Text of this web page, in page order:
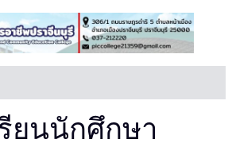
ยนนักศึกษา